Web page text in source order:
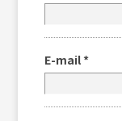
E-mail *